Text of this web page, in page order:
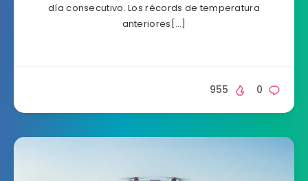
día consecutivo. Los récords de temperatura
anteriores[…]
0
955